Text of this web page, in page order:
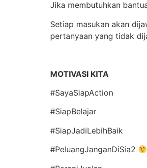
Jika membutuhkan
Setiap masukan akan
pertanyaan yang tidak
MOTIVASI KITA
#SayaSiapAction
#SiapBelajar
#SiapJadiLebihBaik
#PeluangJanganDiSia2